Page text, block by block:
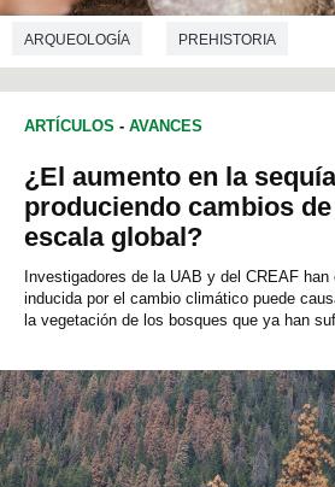
ARQUEOLOGÍA PREHISTORIA
ARTÍCULOS - AVANCES
¿El aumento en la
produciendo cambios
escala global?
Investigadores de la UAB y del CREAF
inducida por el cambio climático puede
la vegetación de los bosques que ya han